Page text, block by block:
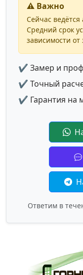
⚠️ Важно
Сейчас
Средний срок
зависимости от
✔ Замер и
✔ Точный
✔ Гарантия на
Ответим в